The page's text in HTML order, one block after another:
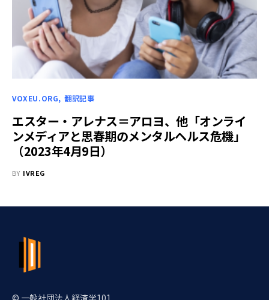
VOXEU.ORG 翻訳記事
エスター・アレナス＝アロヨ、他「オンライ
ンメディアと思春期のメンタルヘルス危機」
（2023年4月9日）
BY IVREG